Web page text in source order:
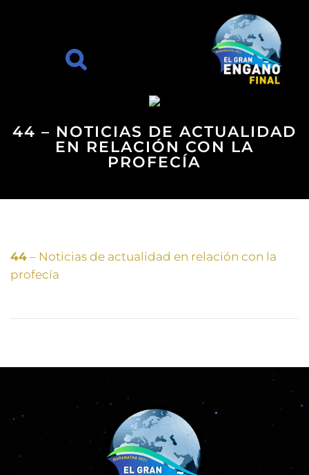
44 – NOTICIAS DE ACTUALIDAD
EN RELACIÓN CON LA
PROFECÍA
44 – Noticias de actualidad en relación con la
profecía